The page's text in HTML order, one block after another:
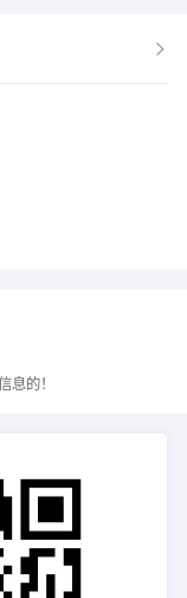
息的！